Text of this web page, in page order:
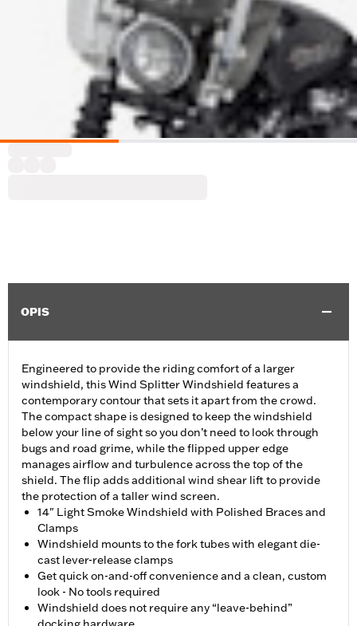
OPIS
Engineered to provide the riding comfort of a larger
windshield, this Wind Splitter Windshield features a
contemporary contour that sets it apart from the crowd.
The compact shape is designed to keep the windshield
below your line of sight so you don’t need to look through
bugs and road grime, while the flipped upper edge
manages airflow and turbulence across the top of the
shield. The flip adds additional wind shear lift to provide
the protection of a taller wind screen.
14" Light Smoke Windshield with Polished Braces and
Clamps
Windshield mounts to the fork tubes with elegant die-
cast lever-release clamps
Get quick on-and-off convenience and a clean, custom
look - No tools required
Windshield does not require any “leave-behind”